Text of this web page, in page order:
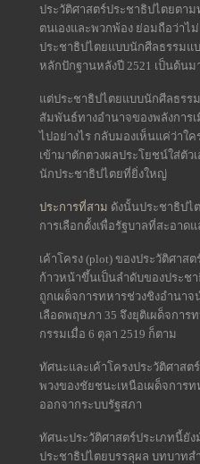
ประวัติศาสตร์ประชาธิปไตยตา
ตนเองและพวกพ้อง ย่อมถือว่า
ประชาธิปไตยแบบนักศีลธรรมแ
หลักปักฐานหลังปี 2521 เป็นต้น
แต่ประชาธิปไตยแบบนักศีลธรร
สัมพันธ์ทางอำนาจของพลังการ
ไปอย่างไร กลับมองเห็นแค่ว่าใ
เข้ามาตักตวงผลประโยชน์ใส่ตั
นักประชาธิปไตยที่ยิ่งใหญ่
ประการที่สาม ดังนั้นประชาธิปไ
การเลือกตั้งเพื่อรัฐบาลที่สะอาด
เค้าโครง (plot) ของประวัติศา
ก้าวหน้าขึ้นเป็นลำดับของประช
ถูกเผด็จการทหารช่วงชิงอำนา
เลือดพฤษภา 35 จึงยุติเผด็จกา
กรรมเมื่อ 6 ตุลา 2519 ก็ตาม
ทัศนะและเค้าโครงประวัติศาส
พวงของชัยชนะเหนือเผด็จการ
ออกจากระบบรัฐสภา
ทัศนะประวัติศาสตร์ประเภทนี้ยั
ประชาธิปไตยบรรลุผล บทบาท